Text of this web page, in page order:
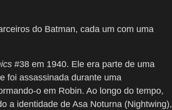
do Batman, cada um com uma
#38 em 1940. Ele era parte de uma
foi assassinada durante uma
o em Robin. Ao longo do tempo,
a identidade de Asa Noturna (Nightwing),